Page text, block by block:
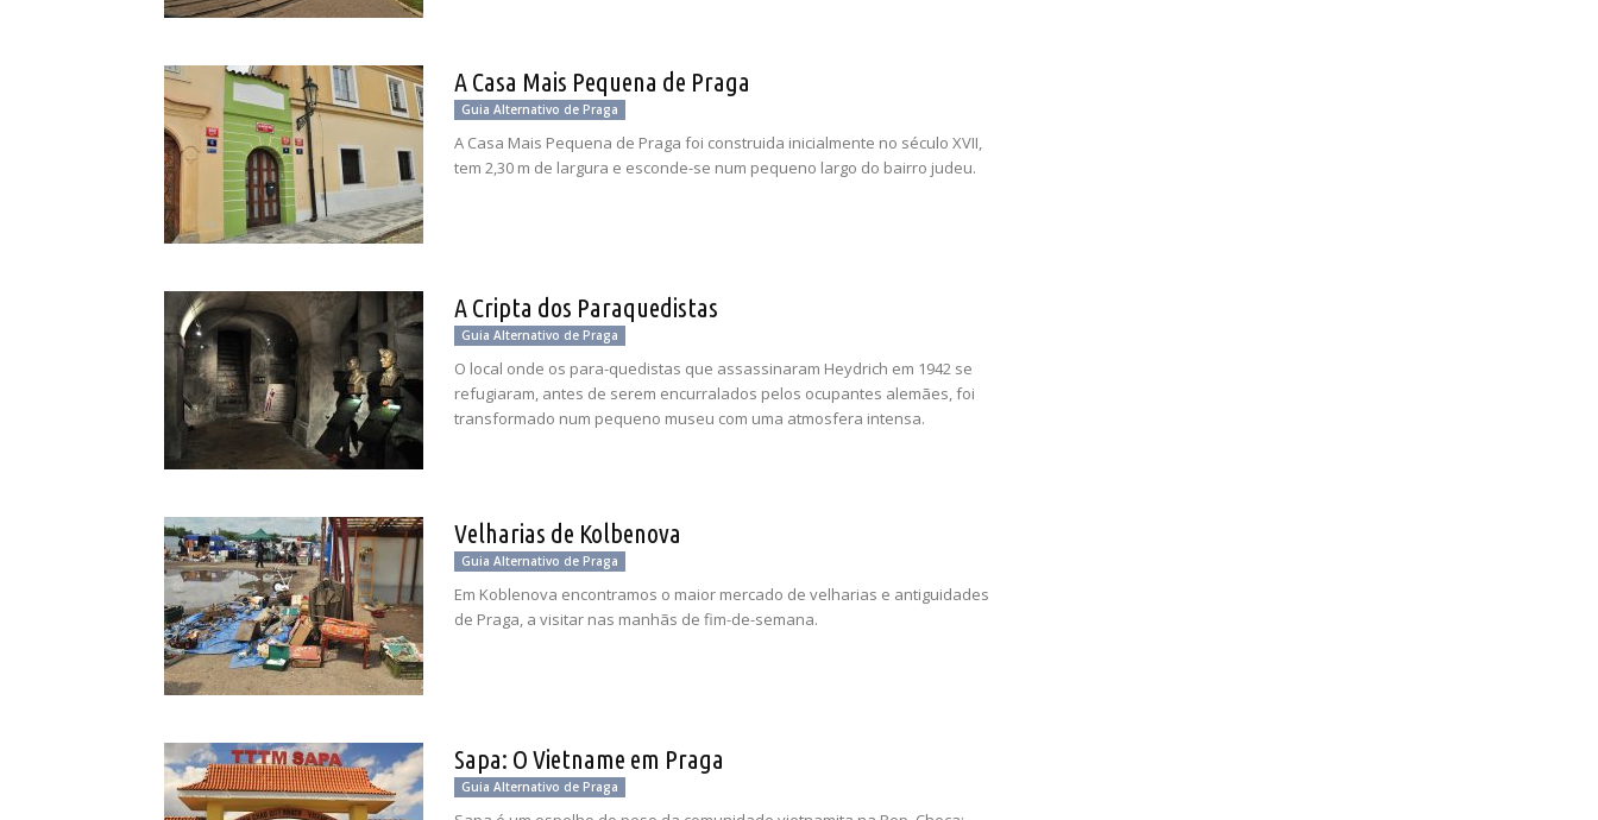
A Casa Mais Pequena de Praga
Guia Alternativo de Praga
A Casa Mais Pequena de Praga foi construida inicialmente no século XVII,
tem 2,30 m de largura e esconde-se num pequeno largo do bairro judeu.
A Cripta dos Paraquedistas
Guia Alternativo de Praga
O local onde os para-quedistas que assassinaram Heydrich em 1942 se
refugiaram, antes de serem encurralados pelos ocupantes alemães, foi
transformado num pequeno museu com uma atmosfera intensa.
Velharias de Kolbenova
Guia Alternativo de Praga
Em Koblenova encontramos o maior mercado de velharias e antiguidades
de Praga, a visitar nas manhãs de fim-de-semana.
Sapa: O Vietname em Praga
Guia Alternativo de Praga